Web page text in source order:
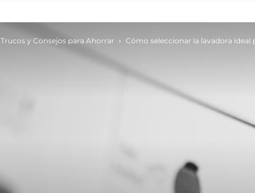
Trucos y Consejos para Ahorrar Cómo seleccionar la lavadora ideal